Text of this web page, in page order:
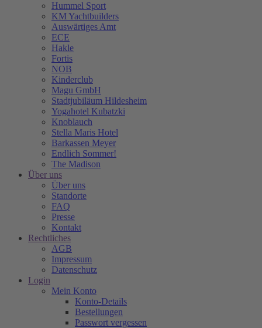
Hummel Sport
KM Yachtbuilders
Auswärtiges Amt
ECE
Hakle
Fortis
NOB
Kinderclub
Magu GmbH
Stadtjubiläum Hildesheim
Yogahotel Kubatzki
Knoblauch
Stella Maris Hotel
Barkassen Meyer
Endlich Sommer!
The Madison
Über uns
Über uns
Standorte
FAQ
Presse
Kontakt
Rechtliches
AGB
Impressum
Datenschutz
Login
Mein Konto
Konto-Details
Bestellungen
Passwort vergessen